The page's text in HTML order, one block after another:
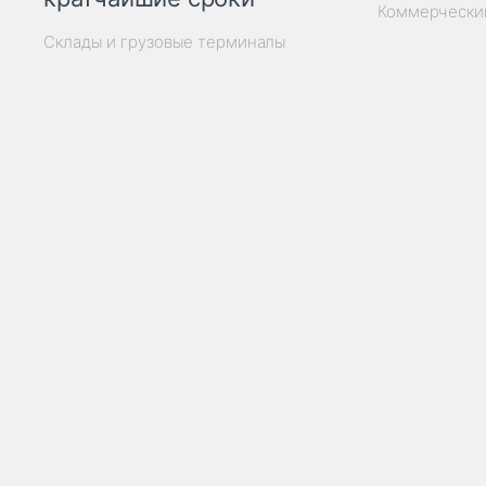
Склады и грузовые терминалы